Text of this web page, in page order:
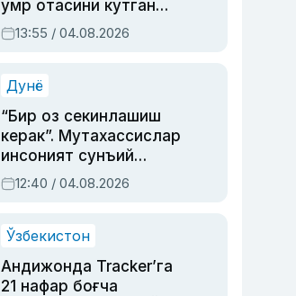
умр отасини кутган
актриса ва дубльяж
устаси Римма
синовларга тўла ҳаёти
13:55 / 04.08.2026
Дунё
“Бир оз секинлашиш
керак”. Мутахассислар
инсоният сунъий
интеллектни бошқара
олмай қолишидан
12:40 / 04.08.2026
Ўзбекистон
Андижонда Tracker’га
21 нафар боғча